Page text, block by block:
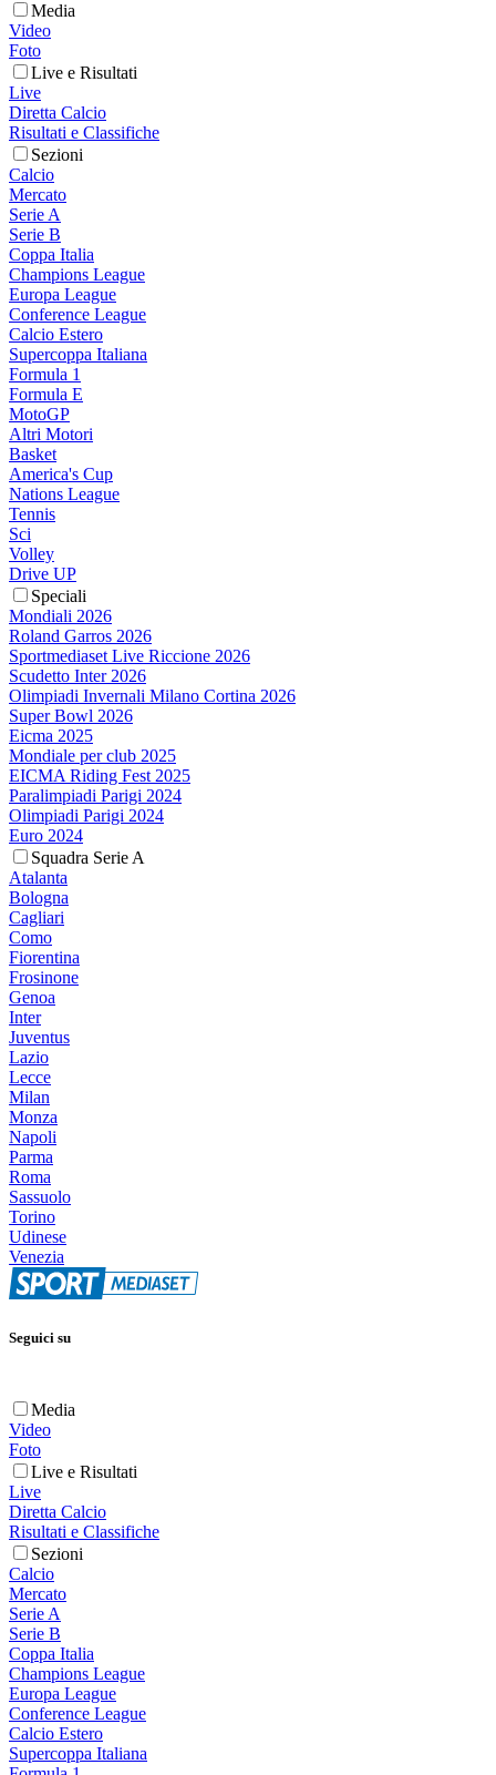
Media
Video
Foto
Live e Risultati
Live
Diretta Calcio
Risultati e Classifiche
Sezioni
Calcio
Mercato
Serie A
Serie B
Coppa Italia
Champions League
Europa League
Conference League
Calcio Estero
Supercoppa Italiana
Formula 1
Formula E
MotoGP
Altri Motori
Basket
America's Cup
Nations League
Tennis
Sci
Volley
Drive UP
Speciali
Mondiali 2026
Roland Garros 2026
Sportmediaset Live Riccione 2026
Scudetto Inter 2026
Olimpiadi Invernali Milano Cortina 2026
Super Bowl 2026
Eicma 2025
Mondiale per club 2025
EICMA Riding Fest 2025
Paralimpiadi Parigi 2024
Olimpiadi Parigi 2024
Euro 2024
Squadra Serie A
Atalanta
Bologna
Cagliari
Como
Fiorentina
Frosinone
Genoa
Inter
Juventus
Lazio
Lecce
Milan
Monza
Napoli
Parma
Roma
Sassuolo
Torino
Udinese
Venezia
Seguici su
Media
Video
Foto
Live e Risultati
Live
Diretta Calcio
Risultati e Classifiche
Sezioni
Calcio
Mercato
Serie A
Serie B
Coppa Italia
Champions League
Europa League
Conference League
Calcio Estero
Supercoppa Italiana